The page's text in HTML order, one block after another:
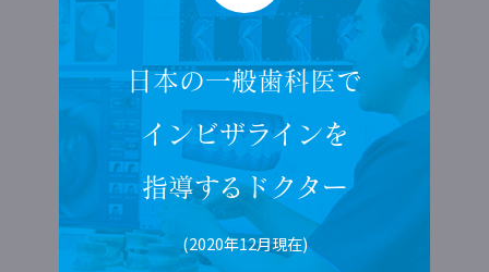
日本の一般歯科医で
インビザラインを
指導するドクター
(2020年12月現在)